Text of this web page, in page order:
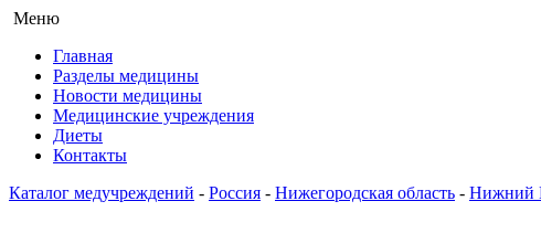
Меню
Главная
Разделы медицины
Новости медицины
Медицинские учреждения
Диеты
Контакты
Каталог медучреждений - Россия - Нижегородская область - Нижний